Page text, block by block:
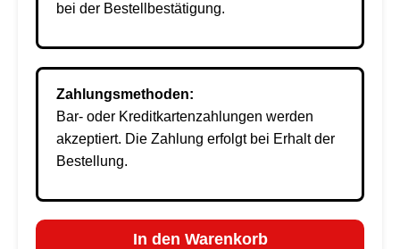
bei der Bestellbestätigung.
Zahlungsmethoden:
Bar- oder Kreditkartenzahlungen werden
akzeptiert. Die Zahlung erfolgt bei Erhalt der
Bestellung.
In den Warenkorb